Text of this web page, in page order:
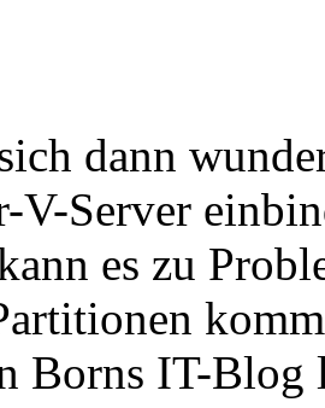
dann
V-Server
es zu
Borns IT-Blog